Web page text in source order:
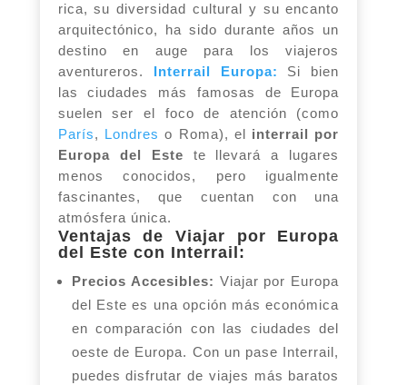
rica, su diversidad cultural y su encanto
arquitectónico, ha sido durante años un
destino en auge para los viajeros
aventureros. Interrail Europa:
Si bien
las ciudades más famosas de Europa
suelen ser el foco de atención (como
París, Londres o Roma), el interrail por
Europa del Este te llevará a lugares
menos conocidos, pero igualmente
fascinantes, que cuentan con una
atmósfera única.
Ventajas de Viajar por Europa
del Este con Interrail:
Precios Accesibles: Viajar por Europa
del Este es una opción más económica
en comparación con las ciudades del
oeste de Europa. Con un pase Interrail,
puedes disfrutar de viajes más baratos